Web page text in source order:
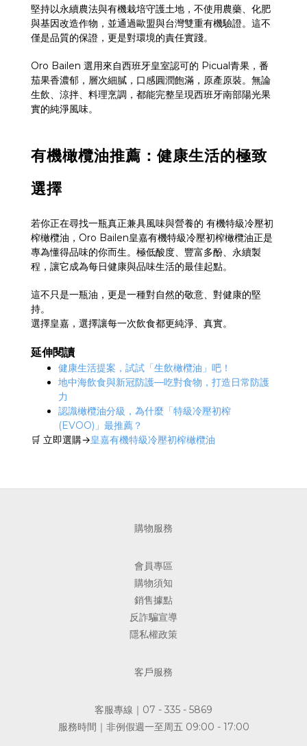
堅持以永續農法與有機栽培守護土地，不使用農藥、化肥
與基因改造作物，並通過歐盟與台灣雙重有機驗證。這不
僅是品質的保證，更是對環境的責任實踐。
Oro Bailen 選用來自西班牙皇室認可的 Picual青果，番
茄果香濃郁，層次細膩，口感圓潤飽滿，原產原裝。無論
生飲、涼拌、料理烹調，都能完整呈現西班牙南部陽光果
實的純淨風味。
有機橄欖油推薦：健康生活的極致
選擇
若你正在尋找一瓶真正兼具風味與營養的 有機特級冷壓初
榨橄欖油， Oro Bailen皇嘉有機特級冷壓初榨橄欖油正是
專為懂得品味的你而生。極低酸度、豐富多酚、永續製
程，讓它成為每日健康與品味生活的最佳起點。
這不只是一瓶油，更是一種對自然的敬意、對健康的堅
持。
選擇皇嘉，選擇讓每一次飲食都更純淨、真實。
延伸閱讀
健康生活提案，試試「生飲橄欖油」吧！
地中海飲食與新冠防護—吃對食物，打造日常防護
力
認識橄欖油分級，為什麼「特級冷壓初榨
(EVOO) 」最推薦？
🛒 立即選購→皇嘉有機特級冷壓初榨橄欖油
購物服務
會員專區
購物須知
銷售據點
反詐騙宣導
隱私權政策
客戶服務
客服專線｜07 - 335 - 5869
服務時間｜非例假週一至周五 09:00 - 17:00